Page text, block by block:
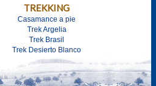
TREKKING
Casamance a pie
Trek Argelia
Trek Brasil
Trek Desierto Blanco